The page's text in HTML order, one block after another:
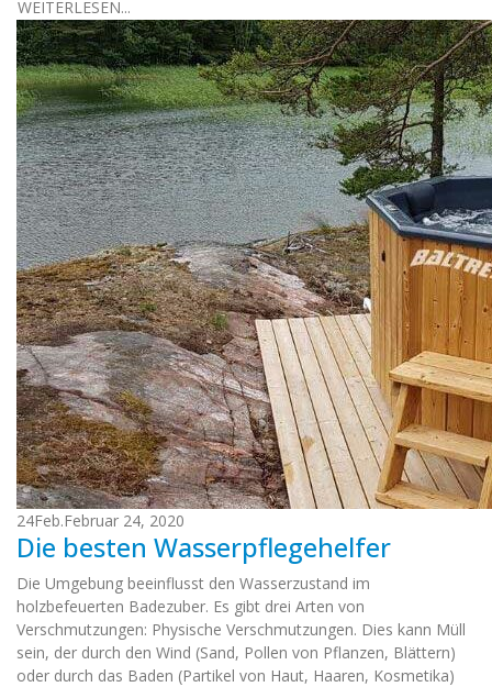
WEITERLESEN...
24Feb.Februar 24, 2020
Die besten Wasserpflegehelfer
Die Umgebung beeinflusst den Wasserzustand im
holzbefeuerten Badezuber. Es gibt drei Arten von
Verschmutzungen: Physische Verschmutzungen. Dies kann Müll
sein, der durch den Wind (Sand, Pollen von Pflanzen, Blättern)
oder durch das Baden (Partikel von Haut, Haaren, Kosmetika)